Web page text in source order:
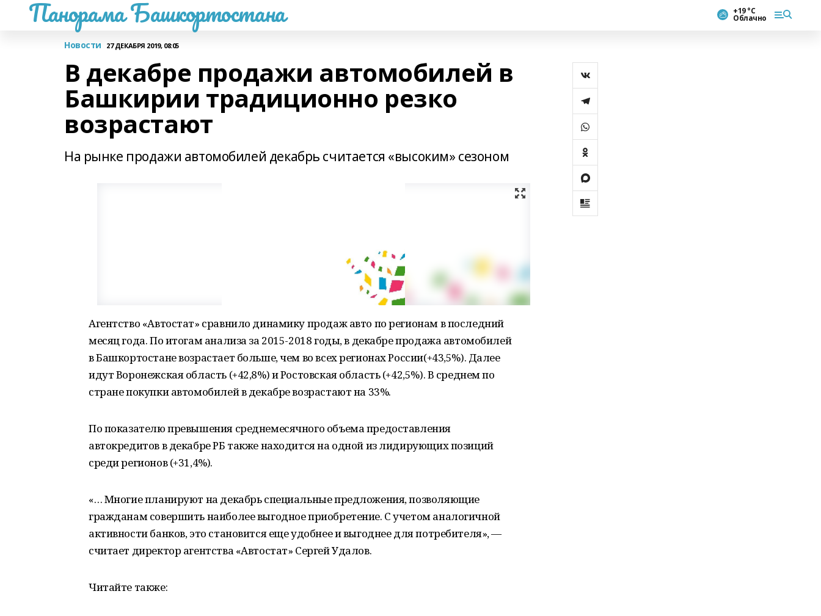
Панорама Башкортостана +19 °С
Облачно
Новости 27 ДЕКАБРЯ 2019, 08:05
В декабре продажи автомобилей в
Башкирии традиционно резко
возрастают
На рынке продажи автомобилей декабрь считается «высоким» сезоном
Агентство «Автостат» сравнило динамику продаж авто по регионам в последний
месяц года. По итогам анализа за 2015-2018 годы, в декабре продажа автомобилей
в Башкортостане возрастает больше, чем во всех регионах России(+43,5%). Далее
идут Воронежская область (+42,8%) и Ростовская область (+42,5%). В среднем по
стране покупки автомобилей в декабре возрастают на 33%.
По показателю превышения среднемесячного объема предоставления
автокредитов в декабре РБ также находится на одной из лидирующих позиций
среди регионов (+31,4%).
«… Многие планируют на декабрь специальные предложения, позволяющие
гражданам совершить наиболее выгодное приобретение. С учетом аналогичной
активности банков, это становится еще удобнее и выгоднее для потребителя», —
считает директор агентства «Автостат» Сергей Удалов.
Читайте также: